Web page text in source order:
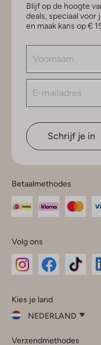
Blijf op de hoogte
deals, speciaal
en maak kans op €
Schrijf je in
Betaalmethodes
Volg ons
InstagramFacebook
Kies je land
NEDERLAND
je
Verzendmethodes